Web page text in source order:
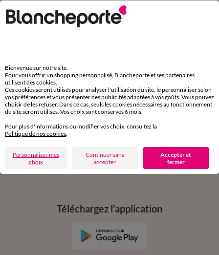
Retours gratuits
sous 30 jours avec Mondial Relay uniquement
11€ Offerts
en vous inscrivant à la newsletter
dès 20€ d’achat
conditions dans votre email de confirmation
Téléchargez l’application
Bienvenue sur notre site.
Pour vous offrir un shopping personnalisé, Blancheporte et ses partenaires
utilisent des cookies.
Ces cookies seront utilisés pour analyser l'utilisation du site, le personnaliser selon
vos préférences et vous présenter des publicités adaptées à vos goûts. Vous pouvez
choisir de les refuser. Dans ce cas, seuls les cookies nécessaires au fonctionnement
du site seront utilisés. Vos choix sont conservés 6 mois.
Pour plus d'informations ou modifier vos choix, consultez la
Politique de nos cookies.
Personnaliser mes
choix
Continuer sans
accepter
Accepter et
fermer